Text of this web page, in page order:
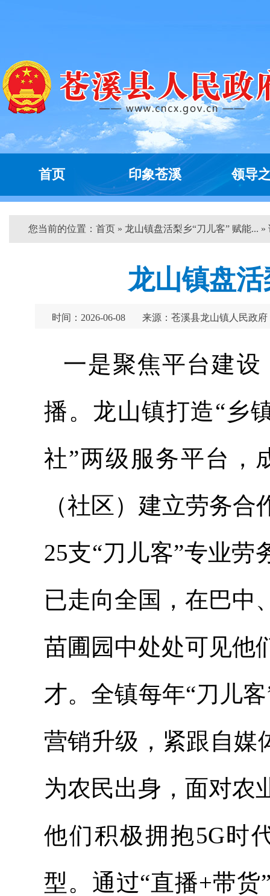
首页 印象苍溪 领导
您当前的位置： 首页 » 龙山镇盘活梨乡“刀儿客” 赋能... »
龙山镇盘
时间：2026-06-08 来源：苍溪县龙山镇人民政府
一是聚焦平台建设
播。龙山镇打造“乡
社”两级服务平台，
（社区）建立劳务
25支“刀儿客”专业劳
已走向全国，在巴中
苗圃园中处处可见他
才。全镇每年“刀儿
营销升级，紧跟自媒
为农民出身，面对农
他们积极拥抱5G时
型。通过“直播+带